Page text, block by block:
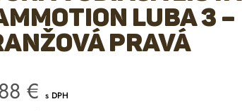
LUBA 3 –
pravá
€ s DPH